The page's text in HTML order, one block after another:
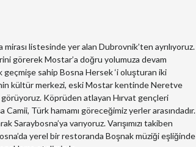
listesinde yer alan Dubrovnik’ten ayrılıyoruz.
görerek Mostar’a doğru yolumuza devam
geçmişe sahip Bosna Hersek ‘i oluşturan iki
kültür merkezi, eski Mostar kentinde Neretve
Köprüden atlayan Hırvat gençleri
Türk hamamı göreceğimiz yerler arasındadır.
varıyoruz. Varışımızı takiben
yerel bir restoranda Boşnak müziği eşliğinde